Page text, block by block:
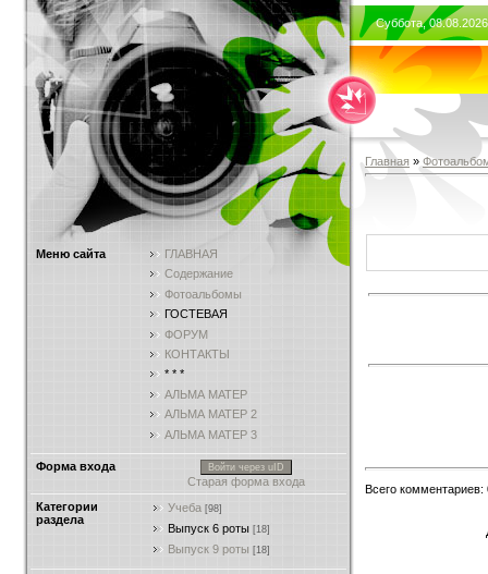
Меню сайта
ГЛАВНАЯ
Содержание
Фотоальбомы
ГОСТЕВАЯ
ФОРУМ
КОНТАКТЫ
* * *
АЛЬМА МАТЕР
АЛЬМА МАТЕР 2
АЛЬМА МАТЕР 3
Форма входа Войти через uID
Старая форма входа
Категории
раздела
Учеба [98]
Выпуск 6 роты [18]
Выпуск 9 роты [18]
Суббота,
Главная »
Всего комментариев: